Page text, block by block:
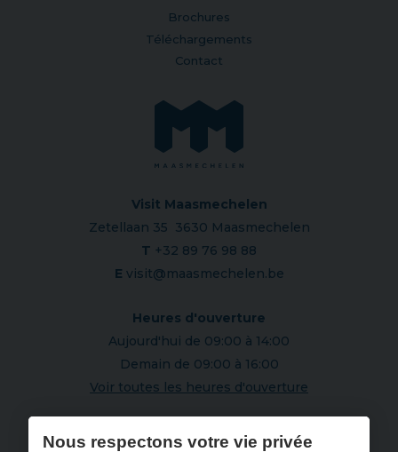
Brochures
Téléchargements
Contact
Visit Maasmechelen
Zetellaan 35 3630 Maasmechelen
T +32 89 76 98 88
E visit@maasmechelen.be
Heures d'ouverture
Aujourd'hui de 09:00 à 14:00
Demain de 09:00 à 16:00
Voir toutes les heures d'ouverture
S'abonner à notre newsletter
Nous respectons votre vie privée